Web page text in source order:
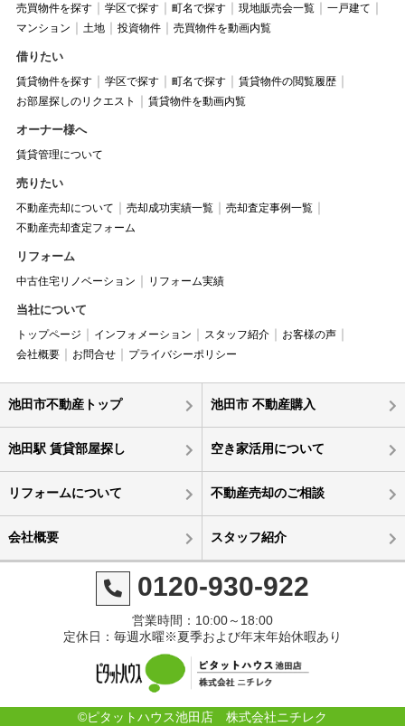
売買物件を探す 学区で探す 町名で探す 現地販売会一覧
一戸建て
マンション
土地 投資物件 売買物件を動画内覧
借りたい
賃貸物件を探す 学区で探す 町名で探す
賃貸物件の閲覧履歴
お部屋探しのリクエスト
賃貸物件を動画内覧
オーナー様へ
賃貸管理について
売りたい
不動産売却について 売却成功実績一覧
売却査定事例一覧
不動産売却査定フォーム
リフォーム
中古住宅リノベーション リフォーム実績
当社について
トップページ インフォメーション スタッフ紹介
お客様の声
会社概要
お問合せ プライバシーポリシー
池田市不動産トップ 池田市 不動産購入
池田駅 賃貸部屋探し 空き家活用について
リフォームについて 不動産売却のご相談
会社概要 スタッフ紹介
0120-930-922
営業時間：10:00～18:00
定休日：毎週水曜※夏季および年末年始休暇あり
©ピタットハウス池田店 株式会社ニチレク